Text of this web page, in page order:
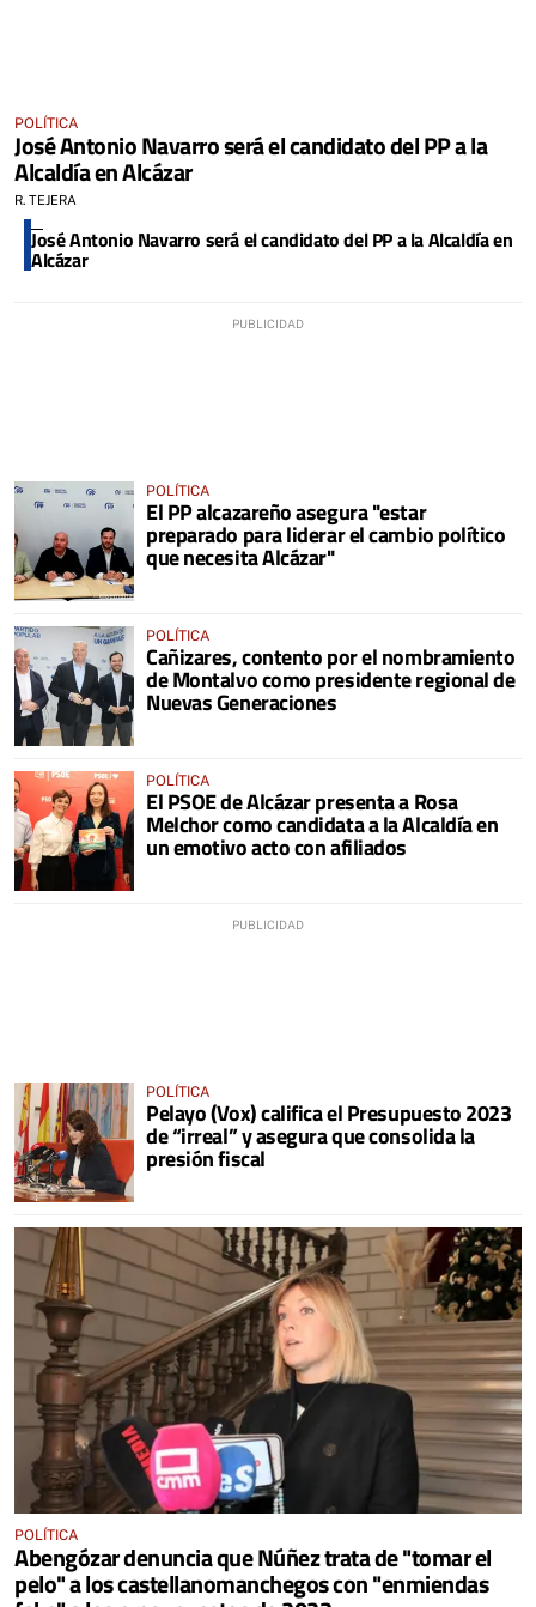
POLÍTICA
José Antonio Navarro será el candidato del PP a la
Alcaldía en Alcázar
R. TEJERA
José Antonio Navarro será el candidato del PP a la Alcaldía en
Alcázar
POLÍTICA
El PP alcazareño asegura "estar
preparado para liderar el cambio político
que necesita Alcázar"
POLÍTICA
Cañizares, contento por el nombramiento
de Montalvo como presidente regional de
Nuevas Generaciones
POLÍTICA
El PSOE de Alcázar presenta a Rosa
Melchor como candidata a la Alcaldía en
un emotivo acto con afiliados
POLÍTICA
Pelayo (Vox) califica el Presupuesto 2023
de “irreal” y asegura que consolida la
presión fiscal
POLÍTICA
Abengózar denuncia que Núñez trata de "tomar el
pelo" a los castellanomanchegos con "enmiendas